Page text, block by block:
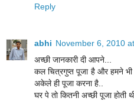
Reply
abhi November 6, 2010
अच्छी जानकारी दी आपने...
कल चित्रगुप्त पूजा है और हमने
अकेले ही पूजा करना है..
घर पे तो कितनी अच्छी पूजा होती